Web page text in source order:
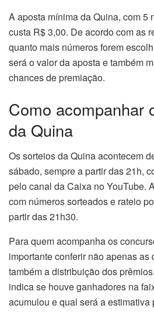
A aposta mínima da Quina, com 5
custa R$ 3,00. De acordo com as
quanto mais números forem
será o valor da aposta e também
chances de premiação.
Como acompanhar
da Quina
Os sorteios da Quina acontecem
sábado, sempre a partir das 21h,
pelo canal da Caixa no YouTube.
com números sorteados e rateio
partir das 21h30.
Para quem acompanha os
importante conferir não apenas
também a distribuição dos
indica se houve ganhadores na
acumulou e qual será a estimativa